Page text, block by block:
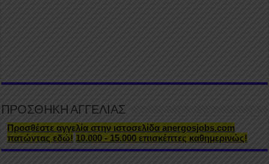
ΠΡΟΣΘΗΚΗ ΑΓΓΕΛΙΑΣ
Προσθέστε αγγελία στην ιστοσελίδα anergosjobs.com
πατώντας εδώ! 10.000 - 15.000 επισκέπτες καθημερινώς!